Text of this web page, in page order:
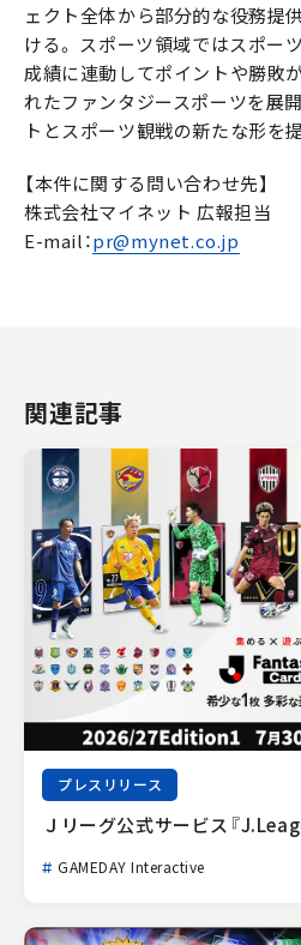
ェクト全体から部分的な役務提
ける。 スポーツ領域ではスポー
成績に連動してポイントや勝敗
れたファンタジースポーツを展
トとスポーツ観戦の新たな形を
【本件に関する問い合わせ先】
株式会社マイネット 広報担当
E-mail：pr@mynet.co.jp
関連記事
プレスリリース
Ｊリーグ公式サービス『
GAMEDAY Interactive